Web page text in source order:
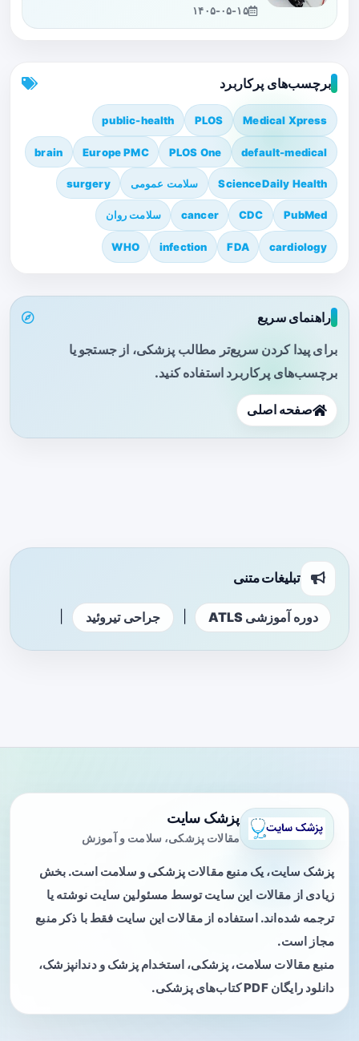
۱۴۰۵-۰۵-۱۵
برچسب‌های پرکاربرد
Medical Xpress
PLOS
public-health
default-medical
PLOS One
Europe PMC
brain
ScienceDaily Health سلامت عمومی surgery
PubMed
CDC
cancer سلامت روان
cardiology
FDA
infection
WHO
راهنمای سریع
برای پیدا کردن سریع‌تر مطالب پزشکی، از جستجو یا
برچسب‌های پرکاربرد استفاده کنید.
صفحه اصلی
تبلیغات متنی
دوره آموزشی ATLS جراحی تیروئید
پزشک سایت
مقالات پزشکی، سلامت و آموزش
پزشک سایت، یک منبع مقالات پزشکی و سلامت است. بخش
زیادی از مقالات این سایت توسط مسئولین سایت نوشته یا
ترجمه شده‌اند. استفاده از مقالات این سایت فقط با ذکر منبع
مجاز است.
منبع مقالات سلامت، پزشکی، استخدام پزشک و دندانپزشک،
دانلود رایگان PDF کتاب‌های پزشکی.